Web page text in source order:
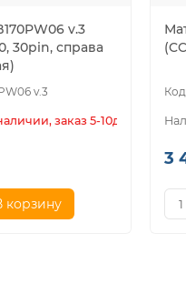
v.3
30pin, справа
v.3
заказ 5-10дн.
корзину
3